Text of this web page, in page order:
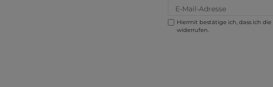
Hiermit bestätige ich, dass ich die
widerrufen.